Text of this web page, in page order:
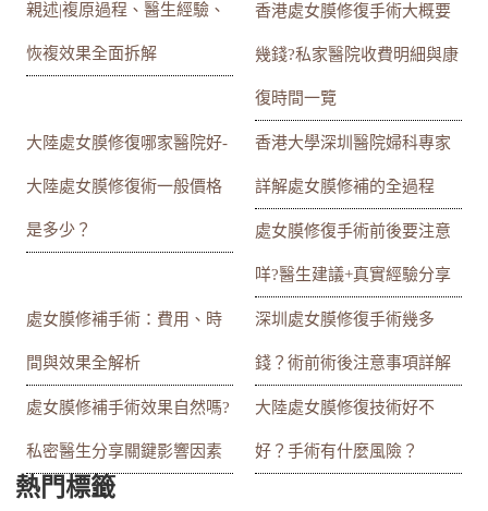
親述|複原過程、醫生經驗、
恢複效果全面拆解
香港處女膜修復手術大概要
幾錢?私家醫院收費明細與康
復時間一覽
大陸處女膜修復哪家醫院好-
大陸處女膜修復術一般價格
是多少？
香港大學深圳醫院婦科專家
詳解處女膜修補的全過程
處女膜修復手術前後要注意
咩?醫生建議+真實經驗分享
處女膜修補手術：費用、時
間與效果全解析
深圳處女膜修復手術幾多
錢？術前術後注意事項詳解
處女膜修補手術效果自然嗎?
私密醫生分享關鍵影響因素
大陸處女膜修復技術好不
好？手術有什麼風險？
熱門標籤